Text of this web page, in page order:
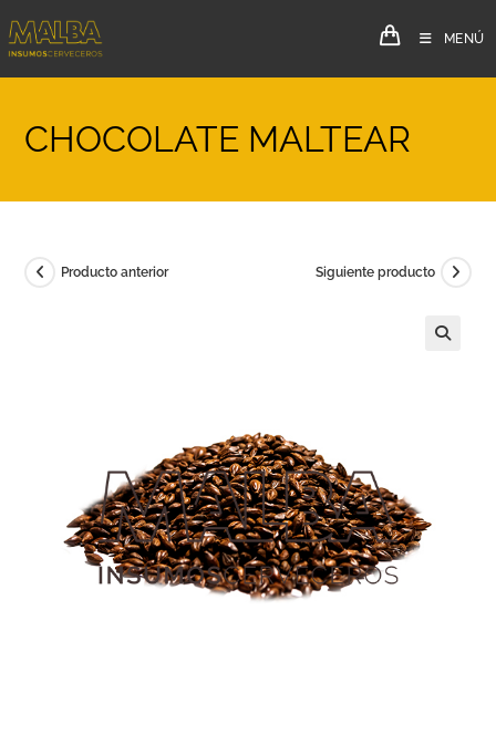
MENÚ
CHOCOLATE MALTEAR
Producto anterior Siguiente producto